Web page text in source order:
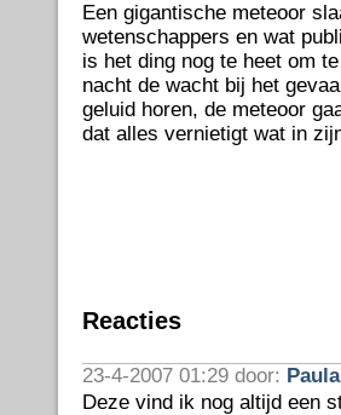
Een gigantische meteoor
wetenschappers en wat
is het ding nog te heet om
nacht de wacht bij het
geluid horen, de meteoor
dat alles vernietigt wat in
Reacties
23-4-2007 01:29 door: Paula
Deze vind ik nog altijd een